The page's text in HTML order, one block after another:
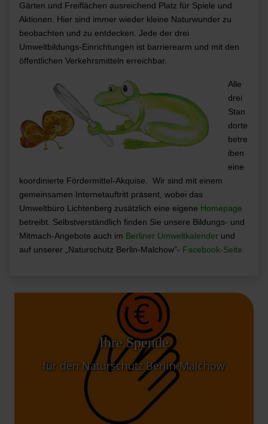
Gärten und Freiflächen ausreichend Platz für Spiele und
Aktionen. Hier sind immer wieder kleine Naturwunder zu
beobachten und zu entdecken. Jede der drei
Umweltbildungs-Einrichtungen ist barrierearm und mit den
öffentlichen Verkehrsmitteln erreichbar.
Alle
drei
Stan
dorte
betre
iben
eine
koordinierte Fördermittel-Akquise. Wir sind mit einem
gemeinsamen Internetauftritt präsent, wobei das
Umweltbüro Lichtenberg zusätzlich eine eigene Homepage
betreibt. Selbstverständlich finden Sie unsere Bildungs- und
Mitmach-Angebote auch im Berliner Umweltkalender und
auf unserer
„Naturschutz Berlin-Malchow”- Facebook-Seite
Ihre Spende
für den Naturschutz Berlin-Malchow
Sie können mit Ihrer grünen Spende den
Berliner Naturschutz vielfältig unterstützen.